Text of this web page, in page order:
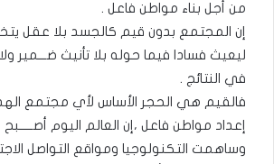
من أجل بناء مواطن فاعل .
إن المجتمع بدون قيم كالجسد بلا عقل
ليعيث فسادا فيما حوله بلا تأنيث ضـــمير
في النتائج .
فالقيم هي الحجر الأساس لأي مجتمع
إعداد مواطن فاعل ،إن العالم اليوم
وساهمت التكنولوجيا ومواقع التواصل